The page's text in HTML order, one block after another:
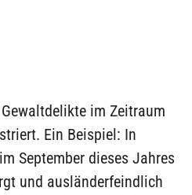
im Zeitraum
Ein Beispiel: In
September dieses Jahres
und ausländerfeindlich